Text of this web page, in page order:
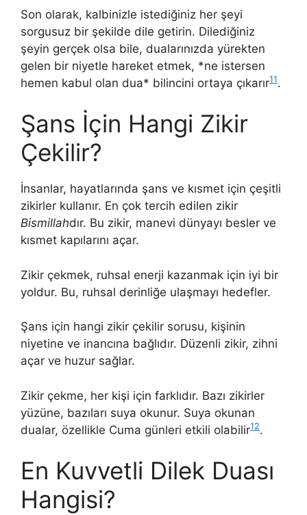
Son olarak, kalbinizle istediğiniz her şeyi
sorgusuz bir şekilde dile getirin. Dilediğiniz
şeyin gerçek olsa bile, dualarınızda yürekten
gelen bir niyetle hareket etmek, *ne istersen
hemen kabul olan dua* bilincini ortaya çıkarır11.
Şans İçin Hangi Zikir
Çekilir?
İnsanlar, hayatlarında şans ve kısmet için çeşitli
zikirler kullanır. En çok tercih edilen zikir
Bismillahdır. Bu zikir, manevi dünyayı besler ve
kısmet kapılarını açar.
Zikir çekmek, ruhsal enerji kazanmak için iyi bir
yoldur. Bu, ruhsal derinliğe ulaşmayı hedefler.
Şans için hangi zikir çekilir sorusu, kişinin
niyetine ve inancına bağlıdır. Düzenli zikir, zihni
açar ve huzur sağlar.
Zikir çekme, her kişi için farklıdır. Bazı zikirler
yüzüne, bazıları suya okunur. Suya okunan
dualar, özellikle Cuma günleri etkili olabilir12.
En Kuvvetli Dilek Duası
Hangisi?